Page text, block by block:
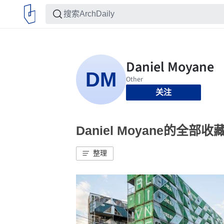
关注
Daniel Moyane的全部收
整理